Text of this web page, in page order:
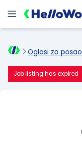
Oglasi za posao
Job listing has expired